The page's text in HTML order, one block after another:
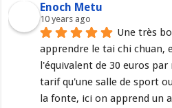
Enoch Metu
10 years ago
Une très
apprendre le tai chi chuan,
l'équivalent de 30 euros
tarif qu'une salle de sport
la fonte, ici on apprend un